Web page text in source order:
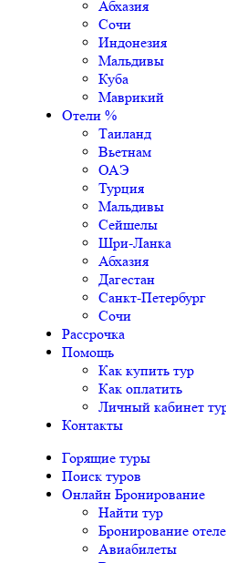
Абхазия
Сочи
Индонезия
Мальдивы
Куба
Маврикий
Отели %
Таиланд
Вьетнам
ОАЭ
Турция
Мальдивы
Сейшелы
Шри-Ланка
Абхазия
Дагестан
Санкт-Петербург
Сочи
Рассрочка
Помощь
Как купить тур
Как оплатить
Личный кабинет
Контакты
Горящие туры
Поиск туров
Онлайн Бронирование
Найти тур
Бронирование
Авиабилеты